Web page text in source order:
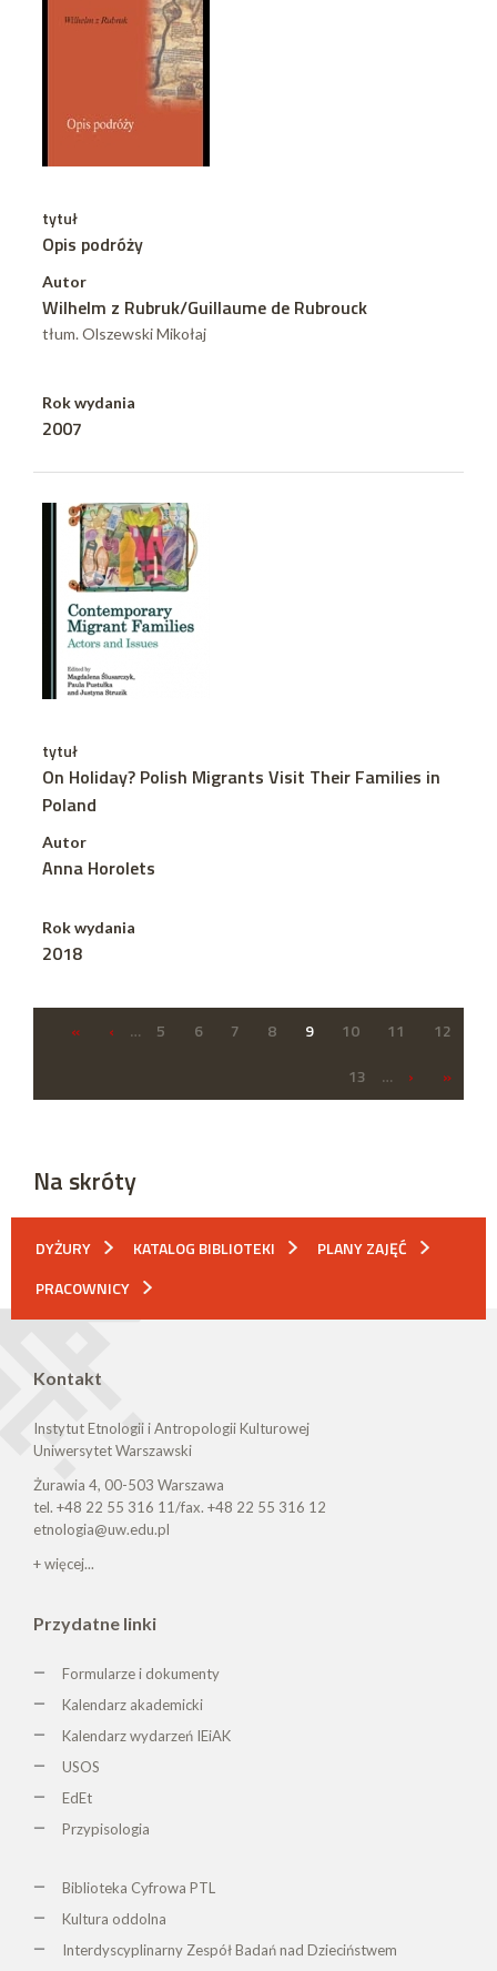
tytuł
Opis podróży
Autor
Wilhelm z Rubruk/Guillaume de Rubrouck
tłum. Olszewski Mikołaj
Rok wydania
2007
tytuł
On Holiday? Polish Migrants Visit Their Families in
Poland
Autor
Anna Horolets
Rok wydania
2018
« ‹ … 5 6 7 8 9 10 11
12
13
… › »
Na skróty
DYŻURY KATALOG BIBLIOTEKI
PLANY ZAJĘĆ
PRACOWNICY
Kontakt
Instytut Etnologii i Antropologii Kulturowej
Uniwersytet Warszawski
Żurawia 4, 00-503 Warszawa
tel. +48 22 55 316 11/fax. +48 22 55 316 12
etnologia@uw.edu.pl
+ więcej...
Przydatne linki
Formularze i dokumenty
Kalendarz akademicki
Kalendarz wydarzeń IEiAK
USOS
EdEt
Przypisologia
Biblioteka Cyfrowa PTL
Kultura oddolna
Interdyscyplinarny Zespół Badań nad Dzieciństwem